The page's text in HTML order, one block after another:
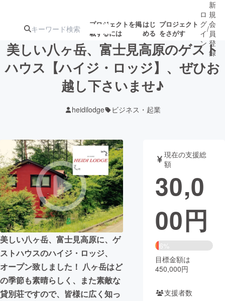
プロジェクトを掲
載するには
はじ
める
プロジェクト
をさがす
注目のリ 注目の新着プロ 募集終了が近いプ
テクノロジー・ガジェット
映像・映画 書籍・雑誌
ビジネス・起業 チャレンジ
まちづくり・地域活性化
CAMPFIRE for Social Good
CAMPFIRE Creation
CAMPFIREふるさと納税machi-ya コミュニティ
ロ
グ
イ
ン
/
新
規
会
員
登
録
美しい八ヶ岳、富士見高原のゲスト
ハウス【ハイジ・ロッジ】、ぜひお
越し下さいませ♪
heidilodge ビジネス・起業
美しい八ヶ岳、富士見高原に、ゲ
ストハウスのハイジ・ロッジ、
オープン致しました！ 八ヶ岳はど
の季節も素晴らしく、また素敵な
貸別荘ですので、皆様に広く知っ
現在の支援総
額
30,0
00円
6%
目標金額は
450,000円
支援者数